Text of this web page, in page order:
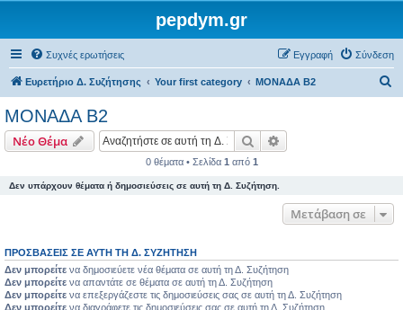
pepdym.gr
Συχνές ερωτήσεις Σύνδεση
Εγγραφή
Ευρετήριο Δ. Συζήτησης Your first category ΜΟΝΑΔΑ Β2
ΜΟΝΑΔΑ Β2
Νέο Θέμα Αναζήτηση
0 θέματα • Σελίδα 1 από 1
Δεν υπάρχουν θέματα ή δημοσιεύσεις σε αυτή τη Δ. Συζήτηση.
Μετάβαση σε
ΠΡΟΣΒΆΣΕΙΣ ΣΕ ΑΥΤΉ ΤΗ Δ. ΣΥΖΉΤΗΣΗ
Δεν μπορείτε να δημοσιεύετε νέα θέματα σε αυτή τη Δ. Συζήτηση
Δεν μπορείτε να απαντάτε σε θέματα σε αυτή τη Δ. Συζήτηση
Δεν μπορείτε να επεξεργάζεστε τις δημοσιεύσεις σας σε αυτή τη Δ. Συζήτηση
Δεν μπορείτε να διαγράφετε τις δημοσιεύσεις σας σε αυτή τη Δ. Συζήτηση